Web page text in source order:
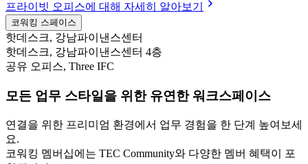
프라이빗 오피스에 대해 자세히 알아보기
코워킹 스페이스
핫데스크, 강남파이낸스센터
핫데스크, 강남파이낸스센터 4층
공유 오피스, Three IFC
모든 업무 스타일을 위한 유연한 워크스페이스
연결을 위한 프리미엄 환경에서 업무 경험을 한 단계 높여보세
요.
코워킹 멤버십에는 TEC Community와 다양한 멤버 혜택이 포